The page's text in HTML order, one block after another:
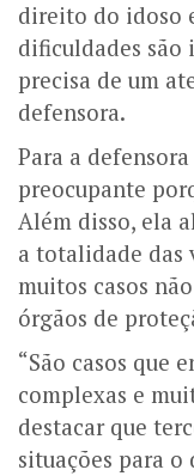
direito do idoso
dificuldades são
precisa de um
defensora.
Para a
preocupante
Além disso, ela
a totalidade das
muitos casos
órgãos de
“São casos que
complexas e
destacar que
situações para o